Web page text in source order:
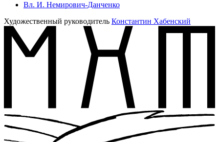
Вл. И. Немирович-Данченко
Художественный руководитель Константин Хабенский